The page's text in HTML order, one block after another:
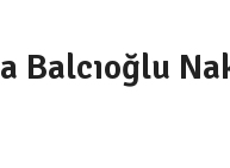
Balcıoğlu